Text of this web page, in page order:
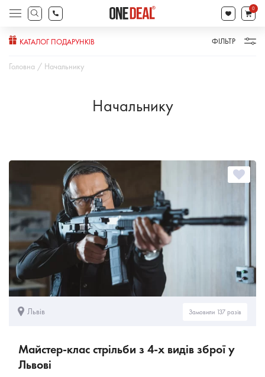
search
Products
search
0
Головна Начальнику
Начальнику
КАТАЛОГ ПОДАРУНКІВ ФІЛЬТР
Львів Замовили 137 разів
Майстер-клас стрільби з 4-х видів зброї у
Львові